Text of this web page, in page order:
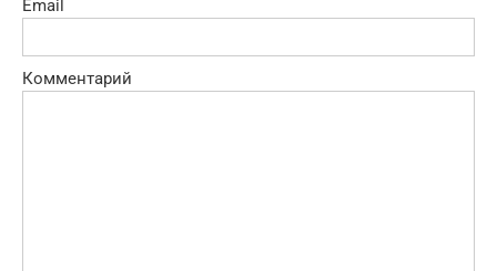
Email
Комментарий